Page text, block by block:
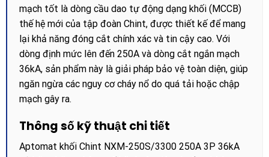
mạch tốt là dòng cầu dao tự động dạng khối (MCCB)
thế hệ mới của tập đoàn Chint, được thiết kế để mang
lại khả năng đóng cắt chính xác và tin cậy cao. Với
dòng định mức lên đến 250A và dòng cắt ngắn mạch
36kA, sản phẩm này là giải pháp bảo vệ toàn diện, giúp
ngăn ngừa các nguy cơ cháy nổ do quá tải hoặc chập
mạch gây ra.
Thông số kỹ thuật chi tiết
Aptomat khối Chint NXM-250S/3300 250A 3P 36kA